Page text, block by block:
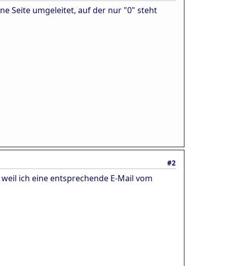
Seite umgeleitet, auf der nur "0" steht
#2
ich eine entsprechende E-Mail vom